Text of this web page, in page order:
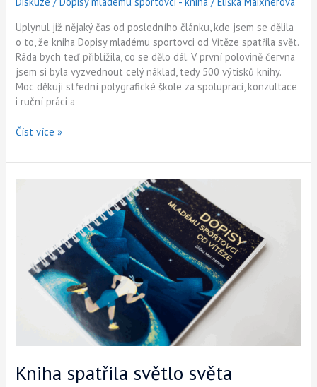
Uplynul již nějaký čas od posledního článku, kde jsem se dělila
o to, že kniha Dopisy mladému sportovci od Vítěze spatřila svět.
Ráda bych teď přiblížila, co se dělo dál. V první polovině června
jsem si byla vyzvednout celý náklad, tedy 500 výtisků knihy.
Moc děkuji střední polygrafické škole za spolupráci, konzultace
i ruční práci a
Číst více »
Kniha spatřila světlo světa